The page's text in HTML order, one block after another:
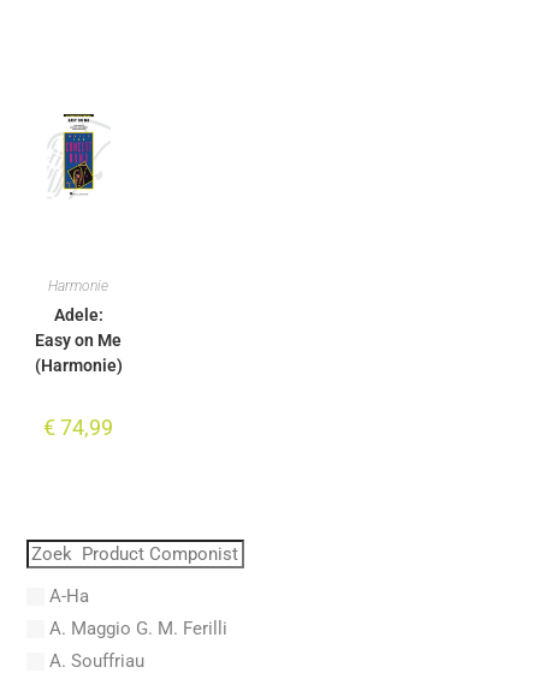
Harmonie
Adele:
Easy on Me
(Harmonie)
€74,99
A-Ha
A. Maggio G. M. Ferilli
A. Souffriau